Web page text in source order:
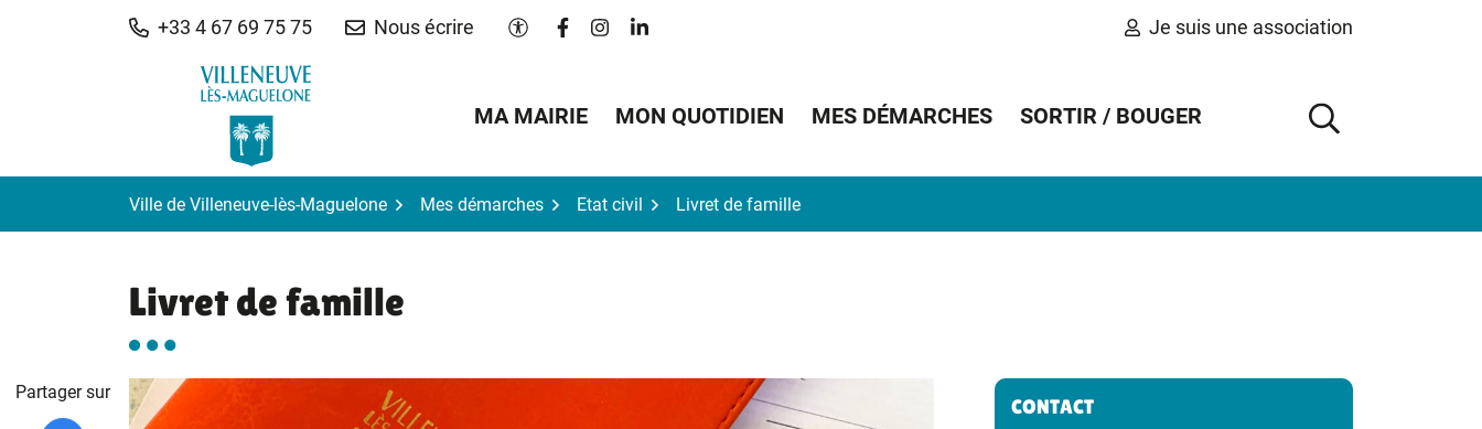
+33 4 67 69 75 75 Nous écrire Paramètres d'accessibilité
Lien vers le compte Facebook
Lien vers le compte Instagram
Lien vers le compte Linkedin Je suis une association
MA MAIRIE MON QUOTIDIEN MES DÉMARCHES SORTIR / BOUGER
AFFICHER
Ville de Villeneuve-lès-Maguelone Mes démarches Etat civil Livret de famille
Livret de famille
Partager sur Informations complémentaires
CONTACT